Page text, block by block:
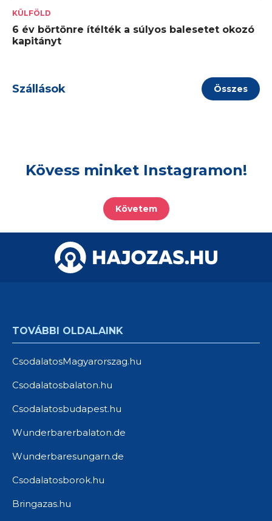
KÜLFÖLD
6 év börtönre ítélték a súlyos balesetet okozó
kapitányt
Szállások Összes
Kövess minket Instagramon!
Követem
TOVÁBBI OLDALAINK
CsodalatosMagyarorszag.hu
Csodalatosbalaton.hu
Csodalatosbudapest.hu
Wunderbarerbalaton.de
Wunderbaresungarn.de
Csodalatosborok.hu
Bringazas.hu